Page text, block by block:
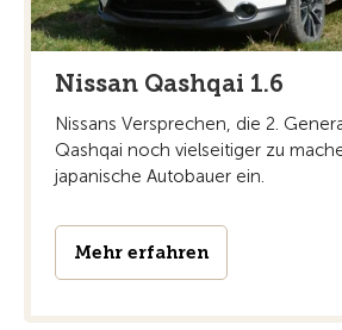
Nissan Qashqai 1.6
Nissans Versprechen, die 2.
Qashqai noch vielseitiger zu
japanische Autobauer ein.
Mehr erfahren